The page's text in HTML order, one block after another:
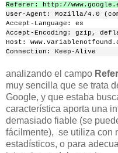
Referer: http://
User-Agent: Mozilla/4.0
Accept-Language: es
Accept-Encoding: gzip,
Host:
Connection: Keep-Alive
analizando el campo
muy sencilla que se trata
Google, y que estaba
característica aporta una
demasiado fiable (se
fácilmente), se utiliza con
estadísticos, o para